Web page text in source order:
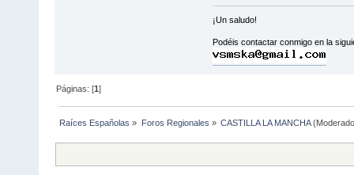
¡Un saludo!
Podéis contactar conmigo en la
Páginas: [1]
Raíces Españolas » Foros Regionales » CASTILLA LA MANCHA